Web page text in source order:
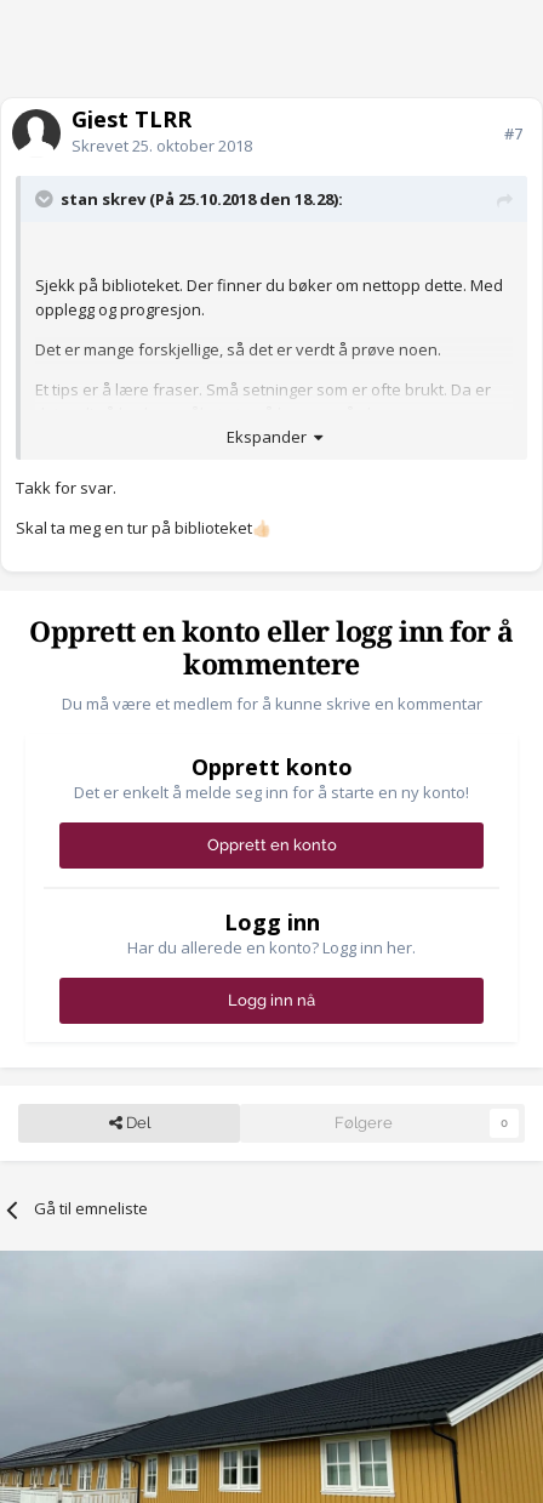
Gjest TLRR
Skrevet25. oktober 2018
#7
stan skrev (På 25.10.2018 den 18.28):
Sjekk på biblioteket. Der finner du bøker om nettopp dette. Med
opplegg og progresjon.
Det er mange forskjellige, så det er verdt å prøve noen.
Et tips er å lære fraser. Små setninger som er ofte brukt. Da er
Ekspander
Takk for svar.
Skal ta meg en tur på biblioteket👍🏻
Opprett en konto eller logg inn for å
kommentere
Du må være et medlem for å kunne skrive en kommentar
Opprett konto
Det er enkelt å melde seg inn for å starte en ny konto!
Opprett en konto
Logg inn
Har du allerede en konto? Logg inn her.
Logg inn nå
Del Følgere 0
Gå til emneliste